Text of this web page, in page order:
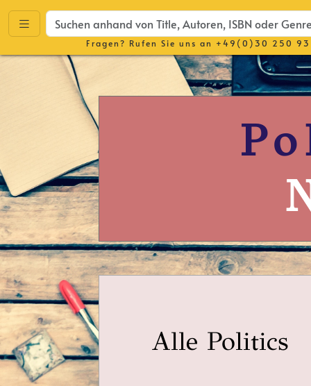
Fragen? Rufen Sie uns an +49(0)30 250
Alle Politics